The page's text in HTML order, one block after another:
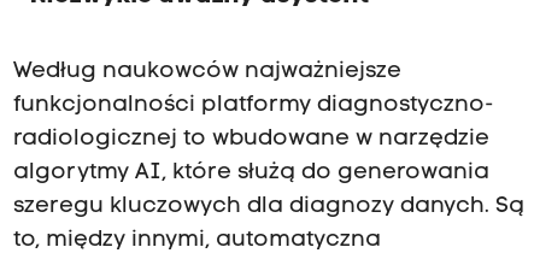
Według naukowców najważniejsze
funkcjonalności platformy diagnostyczno-
radiologicznej to wbudowane w narzędzie
algorytmy AI, które służą do generowania
szeregu kluczowych dla diagnozy danych. Są
to, między innymi, automatyczna